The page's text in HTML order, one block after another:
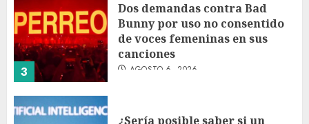
3
Dos demandas contra Bad
Bunny por uso no consentido
de voces femeninas en sus
canciones
AGOSTO 6, 2026
¿Sería posible saber si un